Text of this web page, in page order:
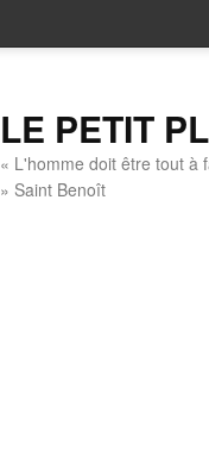
LE PETIT
« L'homme doit être tout à
» Saint Benoît